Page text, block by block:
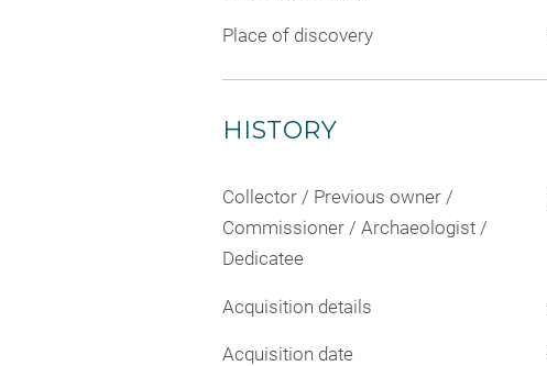
Place of discovery
HISTORY
Collector / Previous owner /
Commissioner / Archaeologist /
Dedicatee
Acquisition details
Acquisition date